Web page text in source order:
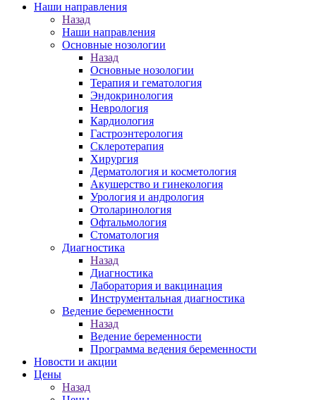
Наши направления
Назад
Наши направления
Основные нозологии
Назад
Основные нозологии
Терапия и гематология
Эндокринология
Неврология
Кардиология
Гастроэнтерология
Склеротерапия
Хирургия
Дерматология и косметология
Акушерство и гинекология
Урология и андрология
Отоларинология
Офтальмология
Стоматология
Диагностика
Назад
Диагностика
Лаборатория и вакцинация
Инструментальная диагностика
Ведение беременности
Назад
Ведение беременности
Программа ведения беременности
Новости и акции
Цены
Назад